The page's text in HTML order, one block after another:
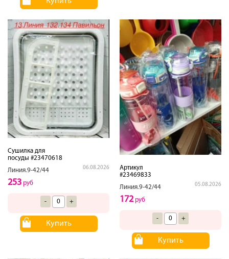
Сушилка для
посуды #23470618
Линия.9-42/44
06.08.2026
253 руб
- +
Купить
Артикул
#23469833
Линия.9-42/44
05.08.2026
172руб
- +
Купить